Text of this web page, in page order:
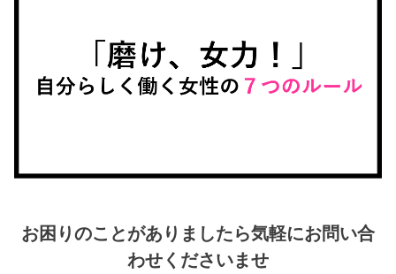
お困りのことがありましたら気軽にお問い合
わせくださいませ